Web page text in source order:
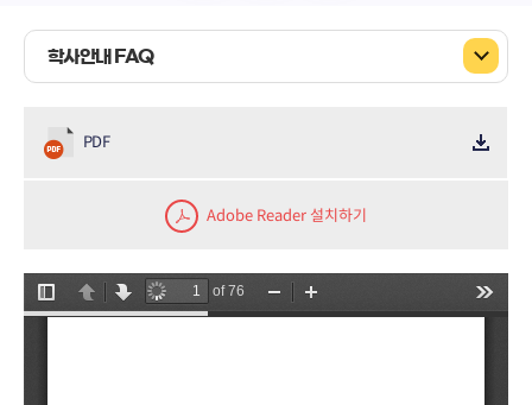
학사안내 FAQ
PDF
Adobe Reader 설치하기